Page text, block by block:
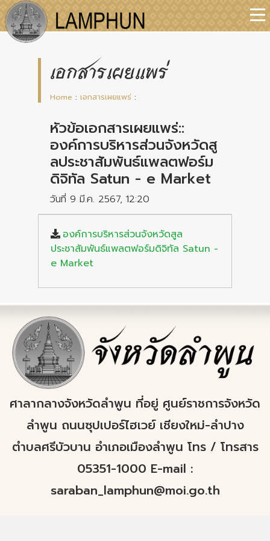
เอกสารเผยแพร่
Home : เอกสารเผยแพร่ :
หัวข้อเอกสารเผยแพร่::
องค์การบริหารส่วนจังหวัดสู
ลประชาสัมพันธ์แพลตฟอร์ม
ดิจิทัล Satun - e Market
วันที่ 9 มี.ค. 2567, 12:20
องค์การบริหารส่วนจังหวัดสูล
ประชาสัมพันธ์แพลตฟอร์มดิจิทัล Satun -
e Market
ศาลากลางจังหวัดลำพูน ที่อยู่ ศูนย์ราชการจังหวัด
ลำพูน ถนนซุปเปอร์ไฮเวย์ เชียงใหม่-ลำปาง
ตำบลศรีบัวบาน อำเภอเมืองลำพูน โทร / โทรสาร
05351-1000 E-mail :
saraban_lamphun@moi.go.th